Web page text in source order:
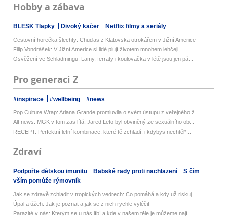
Hobby a zábava
BLESK Tlapky Divoký kačer Netflix filmy a seriály
Cestovní horečka šlechty: Chuďas z Klatovska otrokářem v Jižní Americe
Filip Vondrášek: V Jižní Americe si lidé plují životem mnohem lehčeji,...
Osvěžení ve Schladmingu: Lamy, ferraty i koulovačka v létě jsou jen pá...
Pro generaci Z
#inspirace #wellbeing #news
Pop Culture Wrap: Ariana Grande promluvila o svém ústupu z veřejného ž...
Alt news: MGK v tom zas lítá, Jared Leto byl obviněný ze sexuálního ob...
RECEPT: Perfektní letní kombinace, které tě zchladí, i kdybys nechtěl*...
Zdraví
Podpořte dětskou imunitu Babské rady proti nachlazení
S čím
vším pomůže rýmovník
Jak se zdravě zchladit v tropických vedrech: Co pomáhá a kdy už riskuj...
Úpal a úžeh: Jak je poznat a jak se z nich rychle vyléčit
Parazité v nás: Kterým se u nás líbí a kde v našem těle je můžeme nají...